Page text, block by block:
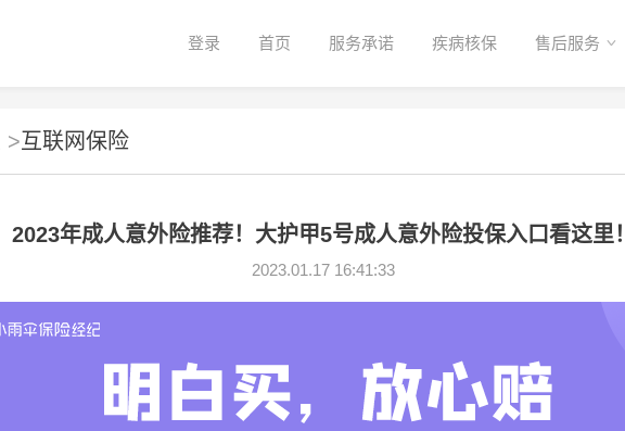
登录 首页 服务承诺 疾病核保 售后服务
> 互联网保险
2023年成人意外险推荐！大护甲5号成人意外险投保入口看这里！
2023.01.17 16:41:33